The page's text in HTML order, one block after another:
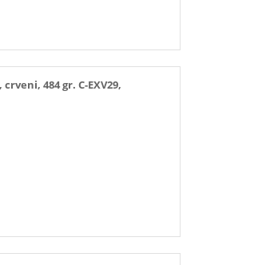
crveni, 484 gr. C-EXV29,